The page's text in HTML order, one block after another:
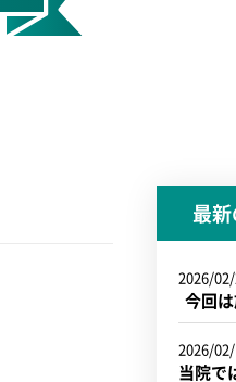
最
2026/
今回
2026/
当院で